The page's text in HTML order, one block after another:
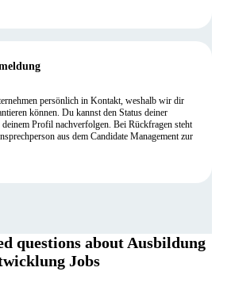
persönlich in Kontakt, weshalb wir dir
können. Du kannst den Status deiner
Profil nachverfolgen. Bei Rückfragen steht
aus dem Candidate Management zur
questions about Ausbildung
Jobs